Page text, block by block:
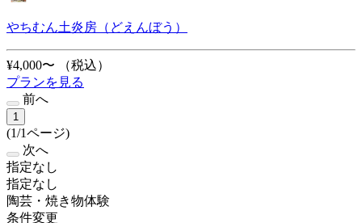
やちむん土炎房（どえんぼう）
¥4,000〜
（税込）
プランを見る
前へ
1
(1/1ページ)
次へ
指定なし
指定なし
陶芸・焼き物体験
条件変更